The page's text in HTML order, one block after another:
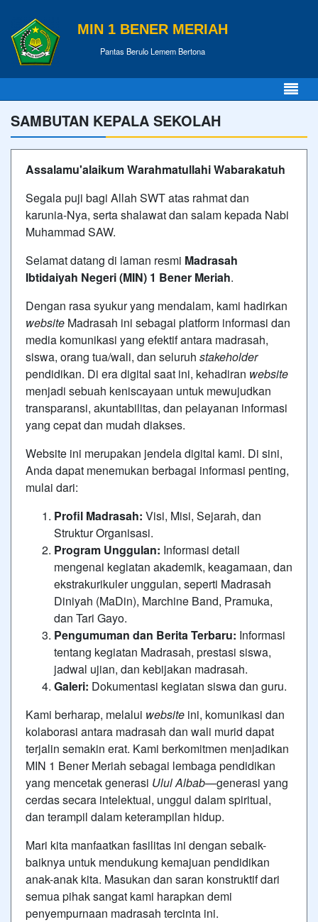
MIN 1 BENER MERIAH
Pantas Berulo Lemem Bertona
SAMBUTAN KEPALA SEKOLAH
Assalamu'alaikum Warahmatullahi Wabarakatuh
Segala puji bagi Allah SWT atas rahmat dan
karunia-Nya, serta shalawat dan salam kepada Nabi
Muhammad SAW.
Selamat datang di laman resmi Madrasah
Ibtidaiyah Negeri (MIN) 1 Bener Meriah.
Dengan rasa syukur yang mendalam, kami hadirkan
website Madrasah ini sebagai platform informasi dan
media komunikasi yang efektif antara madrasah,
siswa, orang tua/wali, dan seluruh stakeholder
pendidikan. Di era digital saat ini, kehadiran website
menjadi sebuah keniscayaan untuk mewujudkan
transparansi, akuntabilitas, dan pelayanan informasi
yang cepat dan mudah diakses.
Website ini merupakan jendela digital kami. Di sini,
Anda dapat menemukan berbagai informasi penting,
mulai dari:
Profil Madrasah: Visi, Misi, Sejarah, dan
Struktur Organisasi.
Program Unggulan: Informasi detail
mengenai kegiatan akademik, keagamaan, dan
ekstrakurikuler unggulan, seperti Madrasah
Diniyah (MaDin), Marchine Band, Pramuka,
dan Tari Gayo.
Pengumuman dan Berita Terbaru: Informasi
tentang kegiatan Madrasah, prestasi siswa,
jadwal ujian, dan kebijakan madrasah.
Galeri: Dokumentasi kegiatan siswa dan guru.
Kami berharap, melalui website ini, komunikasi dan
kolaborasi antara madrasah dan wali murid dapat
terjalin semakin erat. Kami berkomitmen menjadikan
MIN 1 Bener Meriah sebagai lembaga pendidikan
yang mencetak generasi Ulul Albab—generasi yang
cerdas secara intelektual, unggul dalam spiritual,
dan terampil dalam keterampilan hidup.
Mari kita manfaatkan fasilitas ini dengan sebaik-
baiknya untuk mendukung kemajuan pendidikan
anak-anak kita. Masukan dan saran konstruktif dari
semua pihak sangat kami harapkan demi
penyempurnaan madrasah tercinta ini.